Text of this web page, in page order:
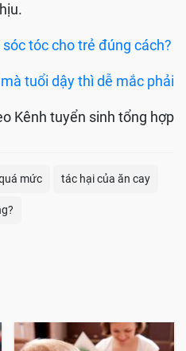
tóc cho trẻ đúng cách?
tuổi dậy thì dễ mắc phải
Kênh tuyển sinh tổng hợp
mức tác hại của ăn cay